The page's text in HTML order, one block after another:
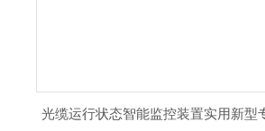
光缆运行状态智能监控装置实用新型